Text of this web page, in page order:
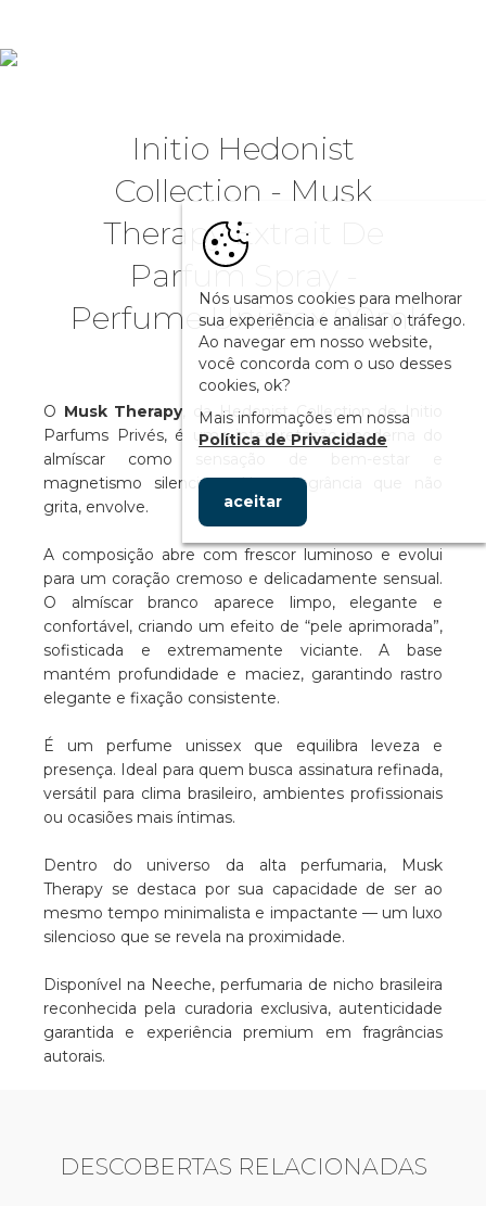
Initio Hedonist
Collection - Musk
Therapy Extrait De
Parfum Spray -
Perfume Unissex 90ml
O Musk Therapy , da Hedonist Collection de Initio
Parfums Privés, é uma interpretação moderna do
almíscar como sensação de bem-estar e
magnetismo silencioso. Uma fragrância que não
grita, envolve.
A composição abre com frescor luminoso e evolui
para um coração cremoso e delicadamente sensual.
O almíscar branco aparece limpo, elegante e
confortável, criando um efeito de “pele aprimorada”,
sofisticada e extremamente viciante. A base
mantém profundidade e maciez, garantindo rastro
elegante e fixação consistente.
É um perfume unissex que equilibra leveza e
presença. Ideal para quem busca assinatura refinada,
versátil para clima brasileiro, ambientes profissionais
ou ocasiões mais íntimas.
Dentro do universo da alta perfumaria, Musk
Therapy se destaca por sua capacidade de ser ao
mesmo tempo minimalista e impactante — um luxo
silencioso que se revela na proximidade.
Disponível na Neeche, perfumaria de nicho brasileira
reconhecida pela curadoria exclusiva, autenticidade
garantida e experiência premium em fragrâncias
autorais.
DESCOBERTAS RELACIONADAS
Nós usamos cookies para melhorar
sua experiência e analisar o tráfego.
Ao navegar em nosso website,
você concorda com o uso desses
cookies, ok?
Mais informações em nossa
Política de Privacidade
aceitar